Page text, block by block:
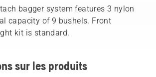
bagger system features 3 nylon
capacity of 9 bushels. Front
kit is standard.
sur les produits